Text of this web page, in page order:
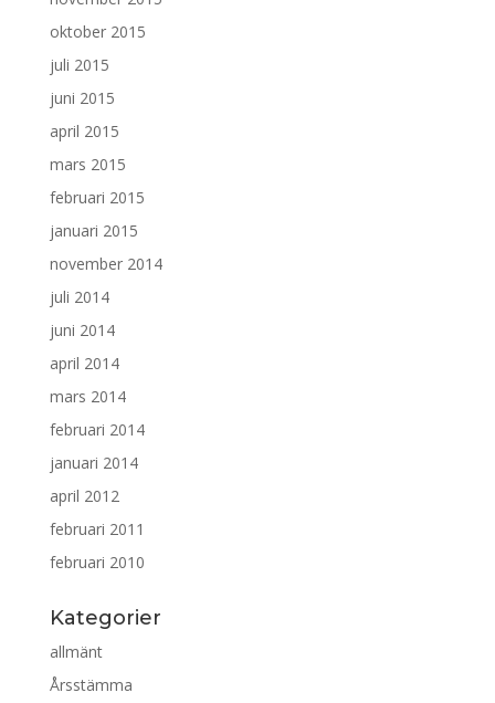
oktober 2015
juli 2015
juni 2015
april 2015
mars 2015
februari 2015
januari 2015
november 2014
juli 2014
juni 2014
april 2014
mars 2014
februari 2014
januari 2014
april 2012
februari 2011
februari 2010
Kategorier
allmänt
Årsstämma